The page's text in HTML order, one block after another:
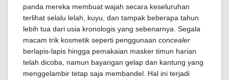
panda mereka membuat wajah secara keseluruhan
terlihat selalu lelah, kuyu, dan tampak beberapa tahun
lebih tua dari usia kronologis yang sebenarnya. Segala
macam trik kosmetik seperti penggunaan concealer
berlapis-lapis hingga pemakaian masker timun harian
telah dicoba, namun bayangan gelap dan kantung yang
menggelambir tetap saja membandel. Hal ini terjadi